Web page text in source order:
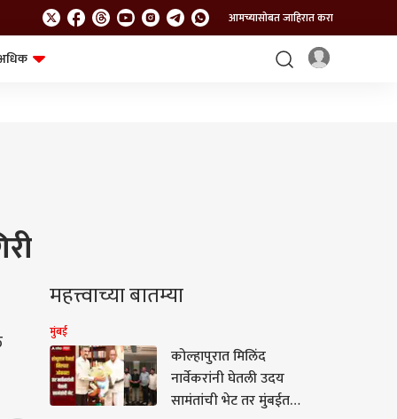
आमच्यासोबत जाहिरात करा
महत्त्वाच्या बातम्या
मुंबई
कोल्हापुरात मिलिंद
नार्वेकरांनी घेतली उदय
सामंतांची भेट तर मुंबईत